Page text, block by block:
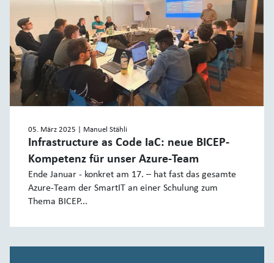
05. März 2025 | Manuel Stähli
Infrastructure as Code IaC: neue BICEP-
Kompetenz für unser Azure-Team
Ende Januar - konkret am 17. – hat fast das gesamte
Azure-Team der SmartIT an einer Schulung zum
Thema BICEP...